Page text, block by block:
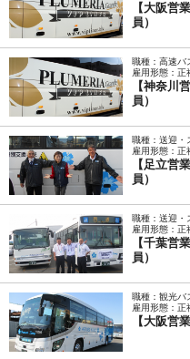
【大阪営
員）
職種：高速バ
雇用形態：正
【神奈川
員）
職種：送迎・
雇用形態：正
【足立営
員）
職種：送迎・
雇用形態：正
【千葉営
員）
職種：観光バ
雇用形態：正
【大阪営